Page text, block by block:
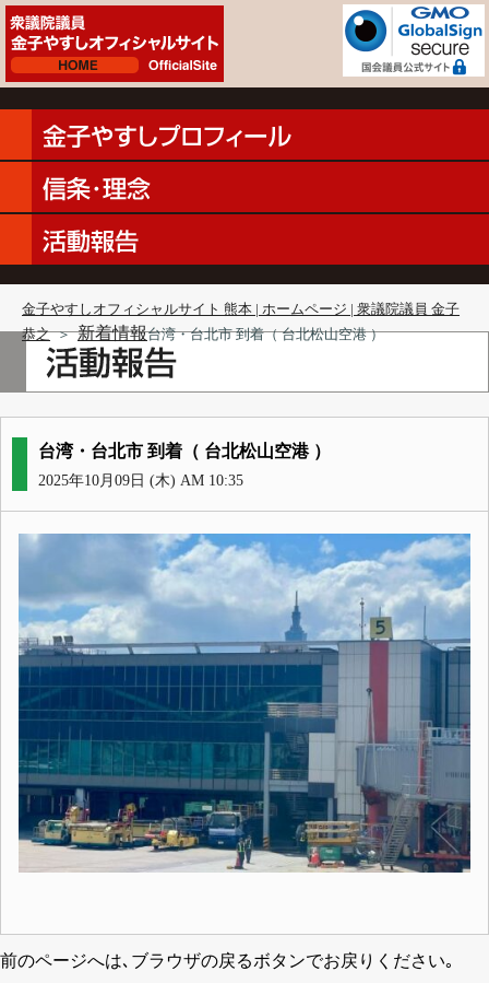
金子やすしオフィシャルサイト 熊本 | ホームページ | 衆議院議員 金子
恭之 ＞ 新着情報台湾・台北市 到着（ 台北松山空港 ）
台湾・台北市 到着（ 台北松山空港 ）
2025年10月09日 (木) AM 10:35
前のページへは､ブラウザの戻るボタンでお戻りください｡